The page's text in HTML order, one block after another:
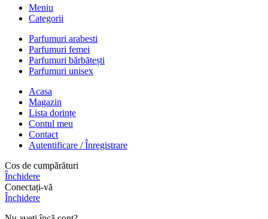
Meniu
Categorii
Parfumuri arabesti
Parfumuri femei
Parfumuri bărbătești
Parfumuri unisex
Acasa
Magazin
Lista dorințe
Contul meu
Contact
Autentificare / Înregistrare
Cos de cumpărături
Închidere
Conectați-vă
Închidere